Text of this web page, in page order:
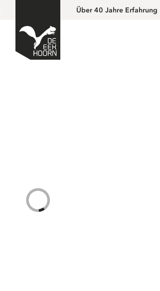
Über 40 Jahre Erfahrung